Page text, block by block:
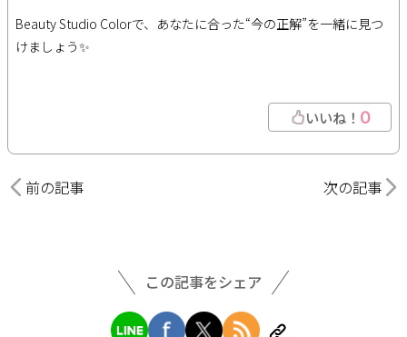
Beauty Studio Colorで、あなたに合った“今の正解”を一緒に見つ
けましょう✨
いいね！ 0
前の記事 次の記事
この記事をシェア